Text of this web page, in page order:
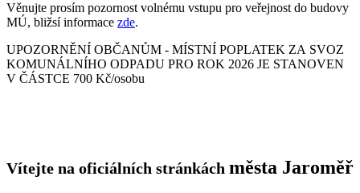
Věnujte prosím pozornost volnému vstupu pro veřejnost do budovy
MÚ, bližsí informace zde.
UPOZORNĚNÍ OBČANŮM - MÍSTNÍ POPLATEK ZA SVOZ
KOMUNÁLNÍHO ODPADU PRO ROK 2026 JE STANOVEN
V ČÁSTCE 700 Kč/osobu
Vítejte na oficiálních stránkách města Jaroměř